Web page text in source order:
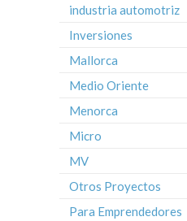
industria automotriz
Inversiones
Mallorca
Medio Oriente
Menorca
Micro
MV
Otros Proyectos
Para Emprendedores